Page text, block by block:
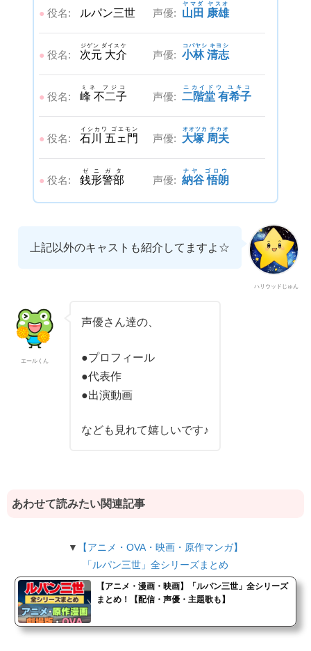
● 役名: ルパン三世 声優: 山田 康雄
ヤマダ ヤスオ
● 役名: 次元 大介
ジゲン ダイスケ
声優: 小林 清志
コバヤシ キヨシ
● 役名: 峰 不二子
ミネ フジコ
声優: 二階堂 有希子
ニカイドウ ユキコ
● 役名: 石川 五ェ門
イシカワ ゴエモン
声優: 大塚 周夫
オオツカ チカオ
● 役名: 銭形警部
ゼニガタ
声優: 納谷 悟朗
ナヤ ゴロウ
ハリウッドじゅん
上記以外のキャストも紹介してますよ☆
エールくん
声優さん達の、
●プロフィール
●代表作
●出演動画
なども見れて嬉しいです♪
あわせて読みたい関連記事
▼
【アニメ・OVA・映画・原作マンガ】
「ルパン三世」全シリーズまとめ
【アニメ・漫画・映画】「ルパン三世」全シリーズ
まとめ！【配信・声優・主題歌も】